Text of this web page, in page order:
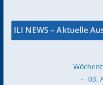
ILI NEWS – Aktuelle
– 03.